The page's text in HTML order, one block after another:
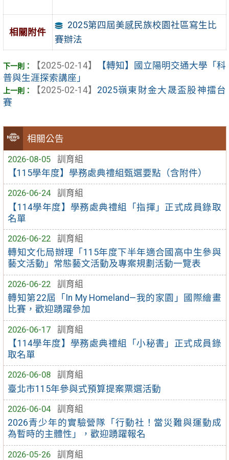
相關公告
2026-08-05
訓育組
【115學年度】學務處典禮組甄選要點（含附件）
2026-06-24
訓育組
【114學年度】學務處典禮組「指揮」正式成員錄取
名單
2026-06-22
訓育組
轉知文化局辦理「115年度下半年適合國高中生參與
藝文活動」常態藝文活動及專案規劃活動一覽表
2026-06-22
訓育組
轉知第22屆「In My Homeland—我的家園」國際繪畫
比賽，歡迎踴躍參加
2026-06-17
訓育組
【114學年度】學務處典禮組「小秘書」正式成員錄
取名單
2026-06-08
訓育組
臺北市115年參與式預算提案票選活動
2026-06-04
訓育組
2026青少年的實驗營隊「行動社！當災難與運動成
為暫時的主體性」，歡迎踴躍報名
2026-05-26
訓育組
相關附件
2025第四屆美感民族校園社區寫生比
賽辦法
【2025-02-14】
【轉知】國立陽明交通大學「科
普與生涯探索講座」
【2025-02-14】 2025嶺東財金大晟盃股神擂台
賽